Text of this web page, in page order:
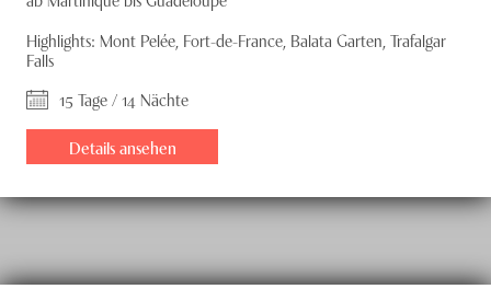
Highlights: Mont Pelée, Fort-de-France, Balata Garten, Trafalgar
Falls
15 Tage / 14 Nächte
Details ansehen